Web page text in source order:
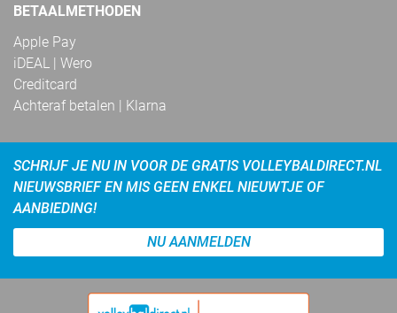
BETAALMETHODEN
Apple Pay
iDEAL | Wero
Creditcard
Achteraf betalen | Klarna
SCHRIJF JE NU IN VOOR DE GRATIS VOLLEYBALDIRECT.NL
NIEUWSBRIEF EN MIS GEEN ENKEL NIEUWTJE OF
AANBIEDING!
NU AANMELDEN